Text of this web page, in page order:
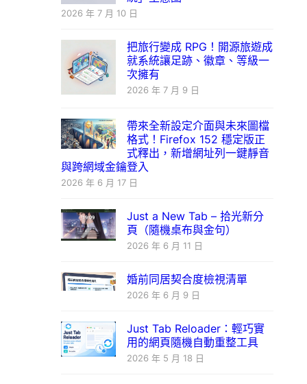
2026 年 7 月 10 日
把旅行變成 RPG！開源旅遊成
就系統讓足跡、徽章、等級一
次擁有
2026 年 7 月 9 日
帶來全新設定介面與未來圖檔
格式！Firefox 152 穩定版正
式釋出，新增網址列一鍵靜音
與跨網域金鑰登入
2026 年 6 月 17 日
Just a New Tab – 拾光新分
頁（隨機桌布與金句）
2026 年 6 月 11 日
婚前同居契合度檢視清單
2026 年 6 月 9 日
Just Tab Reloader：輕巧實
用的網頁隨機自動重整工具
2026 年 5 月 18 日